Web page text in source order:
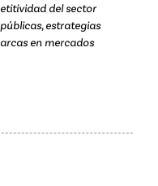
del sector
estrategias
en mercados